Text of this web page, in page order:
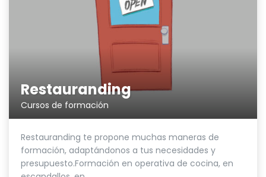
Restauranding
Cursos de formación
Restauranding te propone muchas maneras de
formación, adaptándonos a tus necesidades y
presupuesto.Formación en operativa de cocina, en